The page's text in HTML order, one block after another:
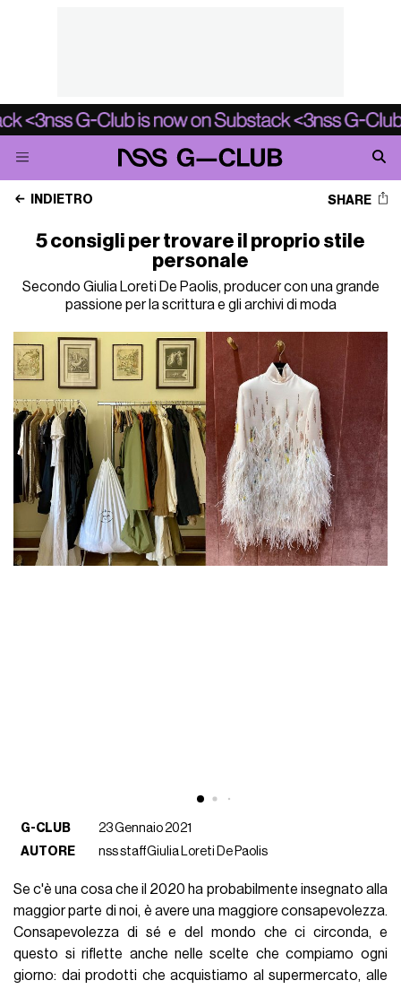
INDIETRO SHARE
5 consigli per trovare il proprio stile
personale
Secondo Giulia Loreti De Paolis, producer con una grande
passione per la scrittura e gli archivi di moda
G-CLUB
23 Gennaio 2021
AUTORE
nss staffGiulia Loreti De Paolis
Se c'è una cosa che il 2020 ha probabilmente insegnato alla
maggior parte di noi, è avere una maggiore consapevolezza.
Consapevolezza di sé e del mondo che ci circonda, e
questo si riflette anche nelle scelte che compiamo ogni
giorno: dai prodotti che acquistiamo al supermercato, alle